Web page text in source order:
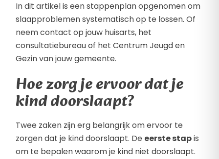
In dit artikel is een stappenplan opgenomen om
slaapproblemen systematisch op te lossen. Of
neem contact op jouw huisarts, het
consultatiebureau of het Centrum Jeugd en
Gezin van jouw gemeente.
Hoe zorg je ervoor dat je
kind doorslaapt?
Twee zaken zijn erg belangrijk om ervoor te
zorgen dat je kind doorslaapt. De eerste stapis
om te bepalen waarom je kind niet doorslaapt.